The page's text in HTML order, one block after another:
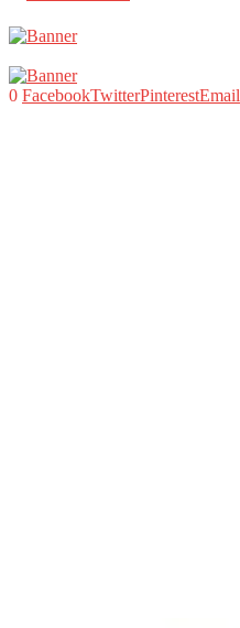
0 FacebookTwitterPinterestEmail